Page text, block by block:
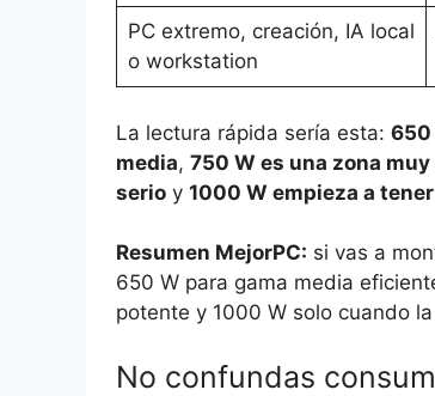
PC extremo, creación, IA local
o workstation
La lectura rápida sería esta: 650
media, 750 W es una zona
serio y 1000 W empieza a
Resumen MejorPC: si vas a
650 W para gama media
potente y 1000 W solo cuando
No confundas